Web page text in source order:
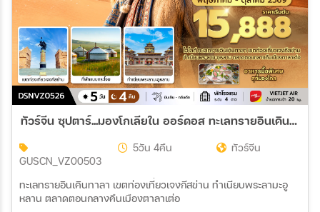
ทัวร์จีน ซุปตาร์...มองโกเลียใน ออร์ดอส ทะเลทรายอินเคินทาลา บินเย็น-กลับดึก 5วัน 4คืน (VZ)
GUSCN_VZ00503
5วัน 4คืน ทัวร์จีน
ทะเลทรายอินเคินทาลา เขตท่องเที่ยวเจงกีสข่าน ทำเนียบพระลามะอู
หลาน ตลาดตอนกลางคืนเมืองตาลาเต่อ